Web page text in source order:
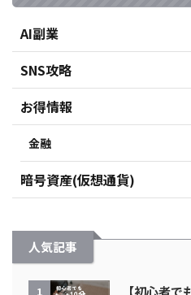
AI副業
SNS攻略
お得情報
金融
暗号資産(仮想通貨)
人気記事
1
【初心者で